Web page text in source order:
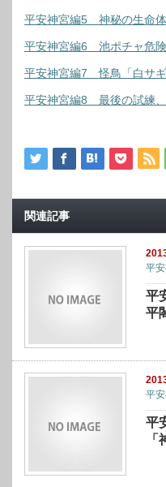
平安神宮編5 神秘の生命
平安神宮編6 池ポチャ危
平安神宮編7 怪鳥「白サ
平安神宮編8 最後の試練
関連記事
平
平
平
平
平